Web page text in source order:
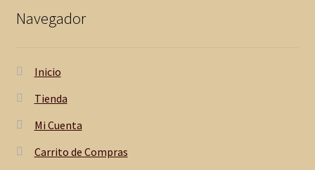
Navegador
Inicio
Tienda
Mi Cuenta
Carrito de Compras